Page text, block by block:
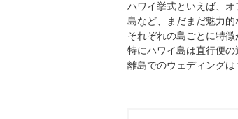
ハワイ挙式といえば、
島など、まだまだ魅力的
それぞれの島ごとに特
特にハワイ島は直行便の
離島でのウェディングは